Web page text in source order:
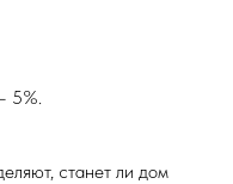
5%.
станет ли дом